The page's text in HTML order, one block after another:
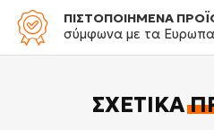
ΠΙΣΤΟΠΟΙΗΜΕΝΑ
σύμφωνα με τα
ΣΧΕΤΙΚΆ